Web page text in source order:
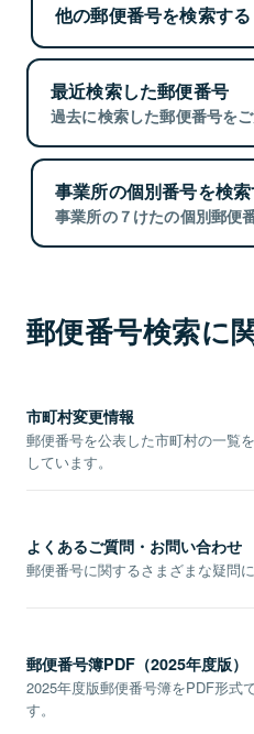
他の郵便番号を検索する
最近検索した郵便番号
過去に検索した郵便番号をご
事業所の個別番号を検
事業所の７けたの個別郵便
郵便番号検索に
市町村変更情報
郵便番号を公表した市町村の一覧
しています。
よくあるご質問・お問い合わせ
郵便番号に関するさまざまな疑問に
郵便番号簿PDF（2025年度版）
2025年度版郵便番号簿をPDF形式
す。